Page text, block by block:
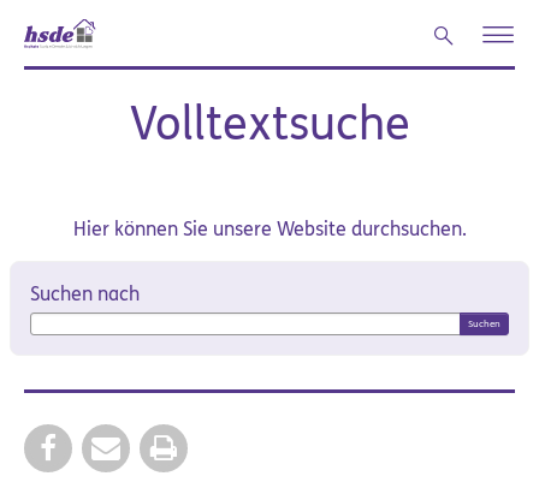
Volltextsuche
Hier können Sie unsere Website durchsuchen.
Suchformular
Suchen nach